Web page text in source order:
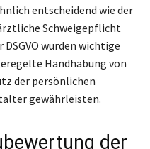
entscheidend wie der
Schweigepflicht
wurden wichtige
Handhabung von
der persönlichen
gewährleisten.
der